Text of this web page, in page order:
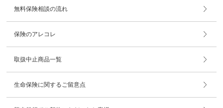
無料保険相談の流れ
保険のアレコレ
取扱中止商品一覧
生命保険に関するご留意点